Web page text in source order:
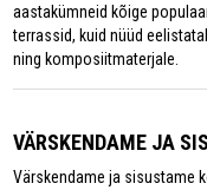
aastakümneid kõige
terrassid, kuid nüüd
ning komposiitmaterjale.
VÄRSKENDAME JA
Värskendame ja sisustame